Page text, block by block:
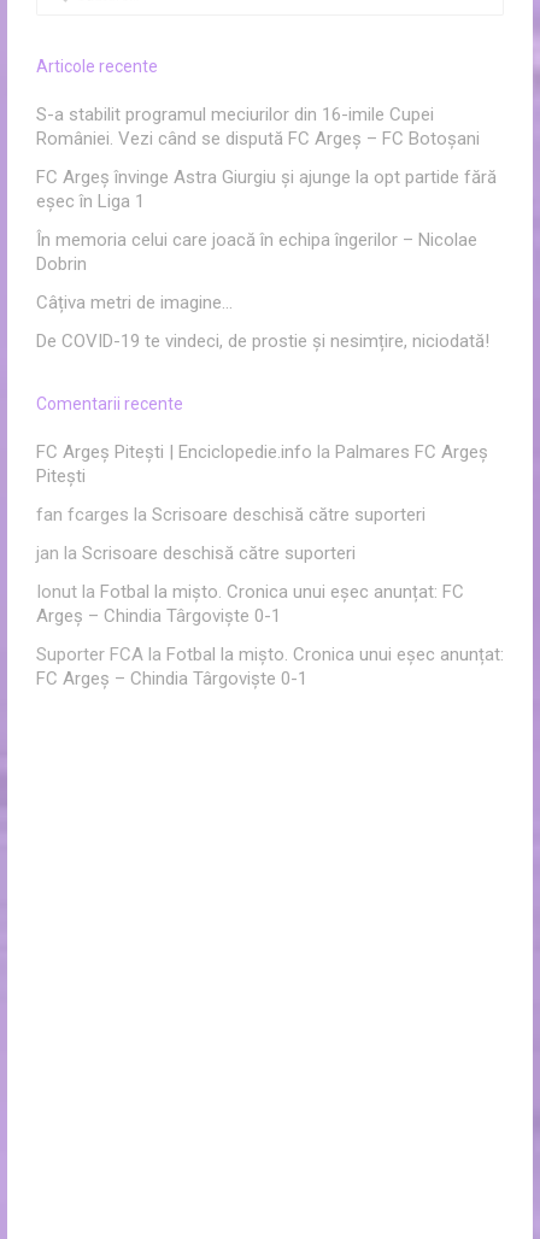
Articole recente
S-a stabilit programul meciurilor din 16-imile Cupei
României. Vezi când se dispută FC Argeș – FC Botoșani
FC Argeș învinge Astra Giurgiu și ajunge la opt partide fără
eșec în Liga 1
În memoria celui care joacă în echipa îngerilor – Nicolae
Dobrin
Câțiva metri de imagine…
De COVID-19 te vindeci, de prostie și nesimțire, niciodată!
Comentarii recente
FC Argeș Pitești | Enciclopedie.info la Palmares FC Argeș
Pitești
fan fcarges la Scrisoare deschisă către suporteri
jan la Scrisoare deschisă către suporteri
Ionutla Fotbal la mișto. Cronica unui eșec anunțat: FC
Argeș – Chindia Târgoviște 0-1
Suporter FCAla Fotbal la mișto. Cronica unui eșec anunțat:
FC Argeș – Chindia Târgoviște 0-1